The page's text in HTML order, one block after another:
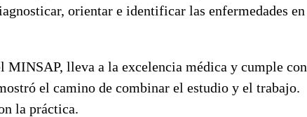
orientar e identificar las enfermedades en
MINSAP, lleva a la excelencia médica y cumple con
el camino de combinar el estudio y el trabajo.
la práctica.